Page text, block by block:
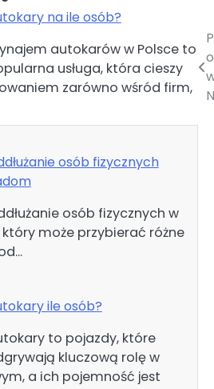
na ile osób?
autokarów w Polsce to
usługa, która cieszy
zarówno wśród firm,
osób fizycznych
osób fizycznych w
może przybierać różne
ile osób?
to pojazdy, które
kluczową rolę w
a ich pojemność jest